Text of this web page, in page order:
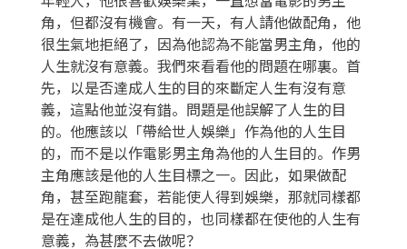
角，但都沒有機會。有一天，有人請他做配角，他
很生氣地拒絕了，因為他認為不能當男主角，他的
人生就沒有意義。我們來看看他的問題在哪裏。首
先，以是否達成人生的目的來斷定人生有沒有意
義，這點他並沒有錯。問題是他誤解了人生的目
的。他應該以「帶給世人娛樂」作為他的人生目
的，而不是以作電影男主角為他的人生目的。作男
主角應該是他的人生目標之一。因此，如果做配
角，甚至跑龍套，若能使人得到娛樂，那就同樣都
是在達成他人生的目的，也同樣都在使他的人生有
意義，為甚麼不去做呢？